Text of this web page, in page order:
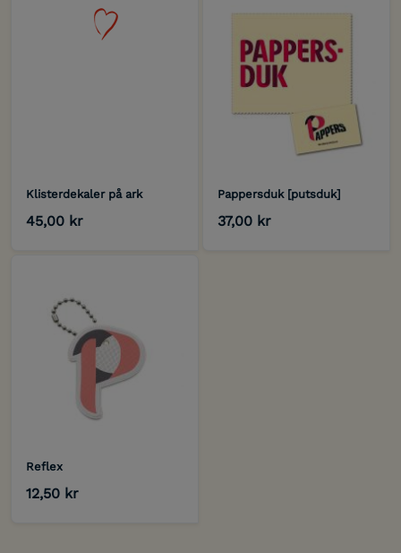
Klisterdekaler på ark
45,00 kr
Pappersduk [putsduk]
37,00 kr
Reflex
12,50 kr